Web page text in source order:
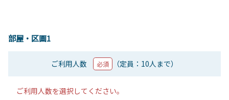
部屋・区画1
ご利用人数 必須 （定員：10人まで）
ご利用人数を選択してください。